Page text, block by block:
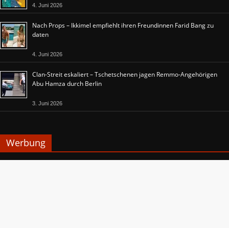
4. Juni 2026
Nach Props – Ikkimel empfiehlt ihren Freundinnen Farid Bang zu
daten
4. Juni 2026
Clan-Streit eskaliert – Tschetschenen jagen Remmo-Angehörigen
Abu Hamza durch Berlin
3. Juni 2026
Werbung